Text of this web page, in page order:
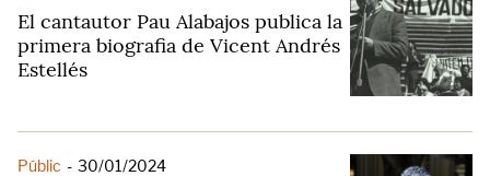
El cantautor Pau Alabajos publica la
primera biografia de Vicent Andrés
Estellés
Públic - 30/01/2024